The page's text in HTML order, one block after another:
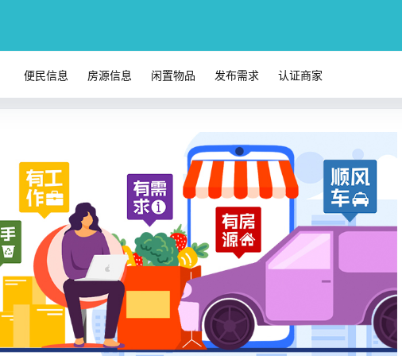
便民信息 房源信息 闲置物品 发布需求 认证商家